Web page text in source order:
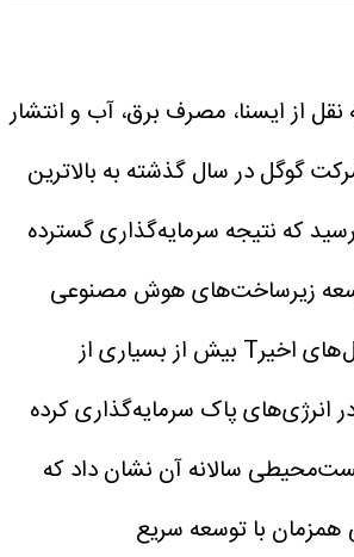
نقل از ایسنا، مصرف برق، آب و انتشار
گوگل در سال گذشته به بالاترین
که نتیجه سرمایه‌گذاری گسترده
زیرساخت‌های هوش مصنوعی
گوگل طی سال‌های اخیرT بیش از بسیاری از
انرژی‌های پاک سرمایه‌گذاری کرده
سالانه آن نشان داد که
با توسعه سریع